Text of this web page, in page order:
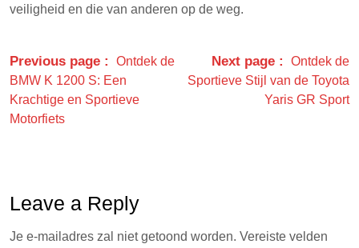
veiligheid en die van anderen op de weg.
Previous page
Ontdek de
BMW K 1200 S: Een
Krachtige en Sportieve
Motorfiets
Next page
Ontdek de
Sportieve Stijl van de Toyota
Yaris GR Sport
Leave a Reply
Je e-mailadres zal niet getoond worden. Vereiste velden